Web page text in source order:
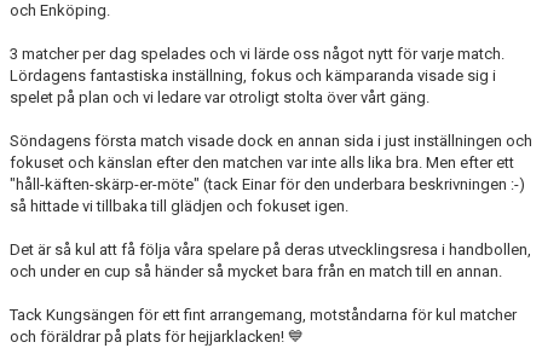
och Enköping.
3 matcher per dag spelades och vi lärde oss något nytt för varje match.
Lördagens fantastiska inställning, fokus och kämparanda visade sig i
spelet på plan och vi ledare var otroligt stolta över vårt gäng.
Söndagens första match visade dock en annan sida i just inställningen och
fokuset och känslan efter den matchen var inte alls lika bra. Men efter ett
"håll-käften-skärp-er-möte" (tack Einar för den underbara beskrivningen :-)
så hittade vi tillbaka till glädjen och fokuset igen.
Det är så kul att få följa våra spelare på deras utvecklingsresa i handbollen,
och under en cup så händer så mycket bara från en match till en annan.
Tack Kungsängen för ett fint arrangemang, motståndarna för kul matcher
och föräldrar på plats för hejjarklacken! 💙